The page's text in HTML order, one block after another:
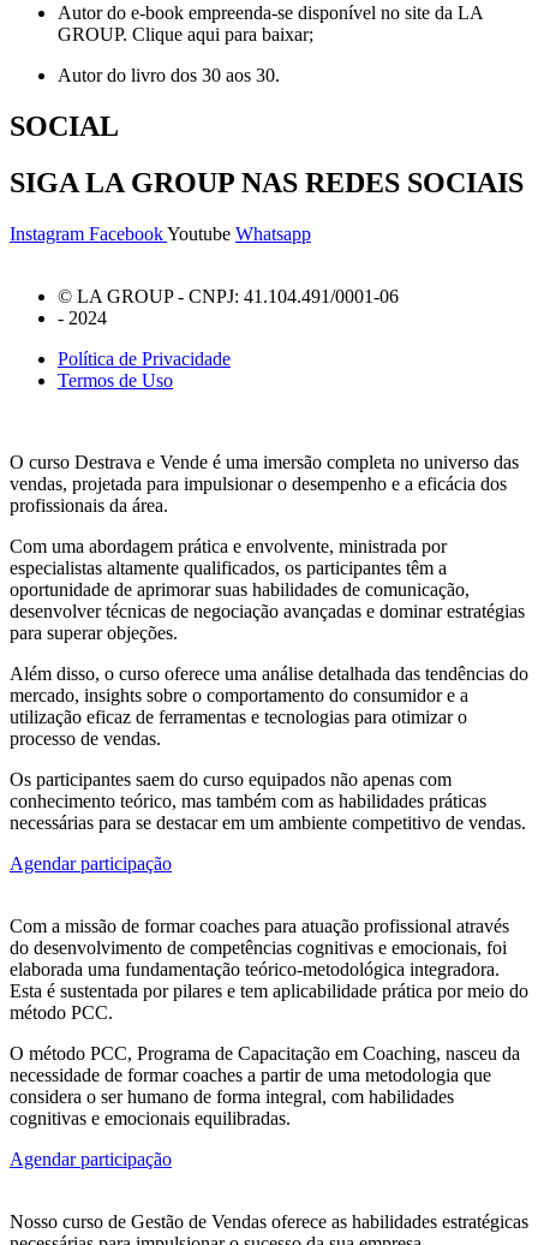
Autor do e-book empreenda-se disponível no site da LA
GROUP. Clique aqui para baixar;
Autor do livro dos 30 aos 30.
SOCIAL
SIGA LA GROUP NAS REDES SOCIAIS
Instagram FacebookYoutube Whatsapp
© LA GROUP - CNPJ: 41.104.491/0001-06
- 2024
Política de Privacidade
Termos de Uso
O curso Destrava e Vende é uma imersão completa no universo das
vendas, projetada para impulsionar o desempenho e a eficácia dos
profissionais da área.
Com uma abordagem prática e envolvente, ministrada por
especialistas altamente qualificados, os participantes têm a
oportunidade de aprimorar suas habilidades de comunicação,
desenvolver técnicas de negociação avançadas e dominar estratégias
para superar objeções.
Além disso, o curso oferece uma análise detalhada das tendências do
mercado, insights sobre o comportamento do consumidor e a
utilização eficaz de ferramentas e tecnologias para otimizar o
processo de vendas.
Os participantes saem do curso equipados não apenas com
conhecimento teórico, mas também com as habilidades práticas
necessárias para se destacar em um ambiente competitivo de vendas.
Agendar participação
Com a missão de formar coaches para atuação profissional através
do desenvolvimento de competências cognitivas e emocionais, foi
elaborada uma fundamentação teórico-metodológica integradora.
Esta é sustentada por pilares e tem aplicabilidade prática por meio do
método PCC.
O método PCC, Programa de Capacitação em Coaching, nasceu da
necessidade de formar coaches a partir de uma metodologia que
considera o ser humano de forma integral, com habilidades
cognitivas e emocionais equilibradas.
Agendar participação
Nosso curso de Gestão de Vendas oferece as habilidades estratégicas